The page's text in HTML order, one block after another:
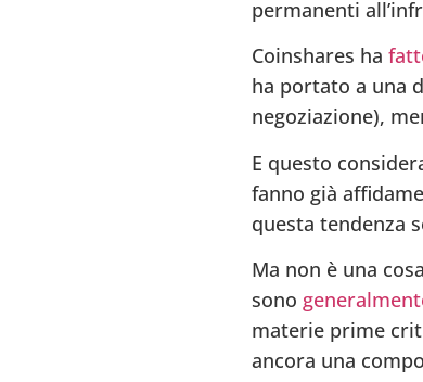
permanenti
Coinshares ha
ha portato a una
negoziazione),
E questo
fanno già
questa tendenza
Ma non è una
sono
materie prime
ancora una